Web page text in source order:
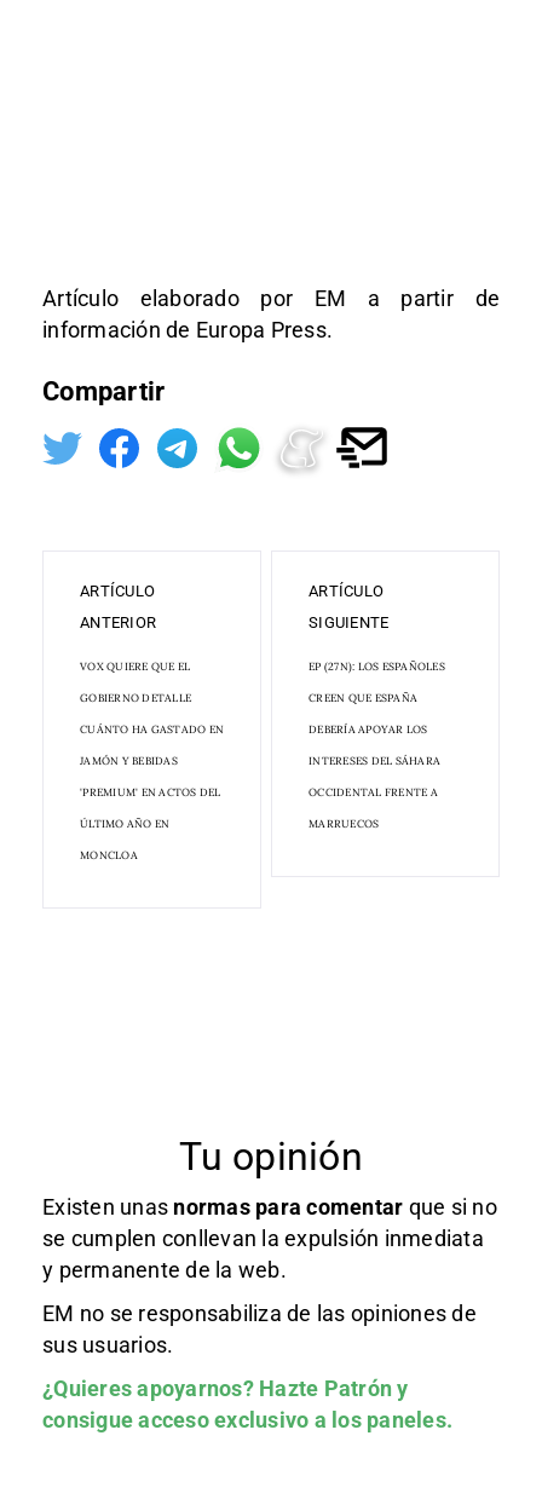
Artículo elaborado por EM a partir de
información de Europa Press.
Compartir
ARTÍCULO
ANTERIOR
VOX QUIERE QUE EL
GOBIERNO DETALLE
CUÁNTO HA GASTADO EN
JAMÓN Y BEBIDAS
'PREMIUM' EN ACTOS DEL
ÚLTIMO AÑO EN
MONCLOA
ARTÍCULO
SIGUIENTE
EP (27N): LOS ESPAÑOLES
CREEN QUE ESPAÑA
DEBERÍA APOYAR LOS
INTERESES DEL SÁHARA
OCCIDENTAL FRENTE A
MARRUECOS
Tu opinión
Existen unas normas para comentar que si no
se cumplen conllevan la expulsión inmediata
y permanente de la web.
EM no se responsabiliza de las opiniones de
sus usuarios.
¿Quieres apoyarnos? Hazte Patróny
consigue acceso exclusivo a los paneles.